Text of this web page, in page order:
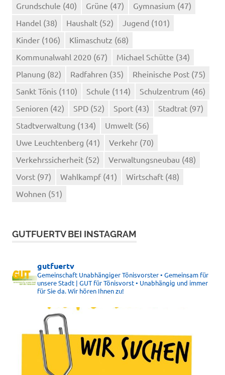
Grundschule (40) Grüne (47) Gymnasium (47)
Handel (38) Haushalt (52) Jugend (101)
Kinder (106) Klimaschutz (68)
Kommunalwahl 2020 (67) Michael Schütte (34)
Planung (82) Radfahren (35) Rheinische Post (75)
Sankt Tönis (110) Schule (114) Schulzentrum (46)
Senioren (42) SPD (52) Sport (43) Stadtrat (97)
Stadtverwaltung (134) Umwelt (56)
Uwe Leuchtenberg (41) Verkehr (70)
Verkehrssicherheit (52) Verwaltungsneubau (48)
Vorst (97) Wahlkampf (41) Wirtschaft (48)
Wohnen (51)
GUTFUERTV BEI INSTAGRAM
gutfuertv
Gemeinschaft Unabhängiger Tönisvorster • Gemeinsam für
unsere Stadt | GUT für Tönisvorst • Unabhängig und immer
für Sie da. Wir hören Ihnen zu!